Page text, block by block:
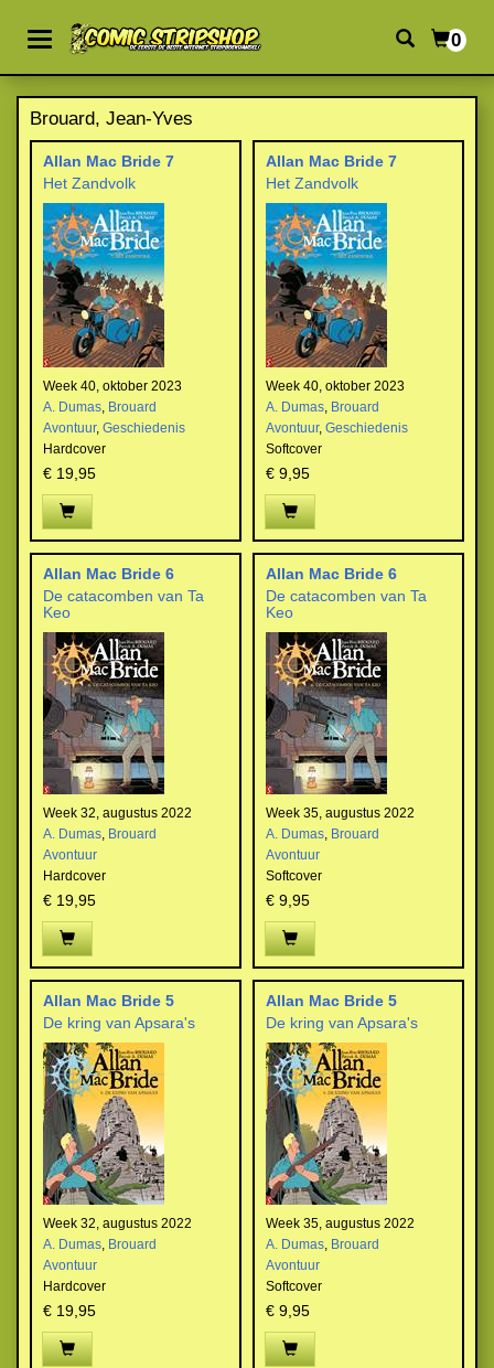
0
Brouard, Jean-Yves
Allan Mac Bride 7
Het Zandvolk
Week 40, oktober 2023
A. Dumas, Brouard
Avontuur, Geschiedenis
Hardcover
€ 19,95
Allan Mac Bride 7
Het Zandvolk
Week 40, oktober 2023
A. Dumas, Brouard
Avontuur, Geschiedenis
Softcover
€ 9,95
Allan Mac Bride 6
De catacomben van Ta
Keo
Week 32, augustus 2022
A. Dumas, Brouard
Avontuur
Hardcover
€ 19,95
Allan Mac Bride 6
De catacomben van Ta
Keo
Week 35, augustus 2022
A. Dumas, Brouard
Avontuur
Softcover
€ 9,95
Allan Mac Bride 5
De kring van Apsara's
Week 32, augustus 2022
A. Dumas, Brouard
Avontuur
Hardcover
€ 19,95
Allan Mac Bride 5
De kring van Apsara's
Week 35, augustus 2022
A. Dumas, Brouard
Avontuur
Softcover
€ 9,95